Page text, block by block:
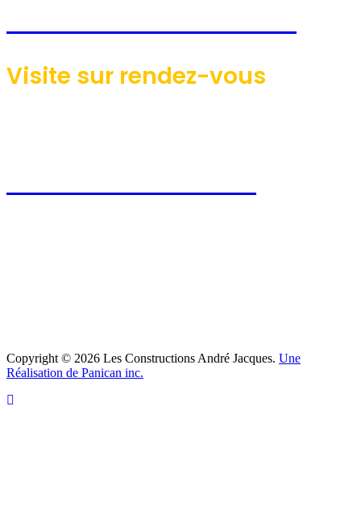
Visite sur rendez-vous
Copyright © 2026 Les Constructions André Jacques. Une
Réalisation de Panican inc.